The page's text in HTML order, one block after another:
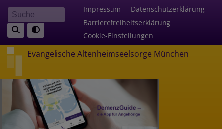
Direkt
zum
Inhalt
Suche Fußbereichsmenü
Impressum
Datenschutzerklärung
Barrierefreiheitserklärung
Cookie-Einstellungen
Evangelische Altenheimseelsorge München